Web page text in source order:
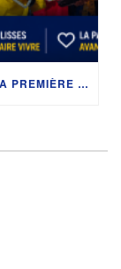
TOUR DE FRANCE 2026 : LE BILAN DE LA PREMIÈRE SEMAINE DES PITCHOUNES AVANT LA REPRISE